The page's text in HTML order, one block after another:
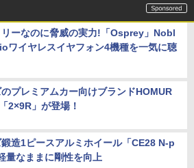
リーなのに脅威の実力!「Osprey」Nobl
ワイヤレスイヤフォン4機種を一気に聴
のプレミアムカー向けブランドHOMUR
2×9R」が登場！
鍛造1ピースアルミホイール「CE28 N-p
量なままに剛性を向上